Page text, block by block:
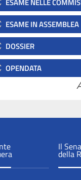
ESAME IN ASSEMBLEA
DOSSIER
OPENDATA
Il
della